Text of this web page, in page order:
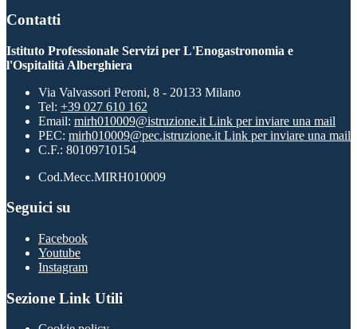
Contatti
Istituto Professionale Servizi per L'Enogastronomia e
l'Ospitalità Alberghiera
Via Valvassori Peroni, 8 - 20133 Milano
Tel: +39 027 610 162
Email: mirh010009@istruzione.it Link per inviare una mail
PEC: mirh010009@pec.istruzione.it Link per inviare una mail
C.F.: 80109710154
Cod.Mecc.MIRH010009
Seguici su
Facebook
Youtube
Instagram
Sezione Link Utili